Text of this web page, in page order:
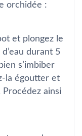
orchidée :
et plongez le
durant 5
s’imbiber
la égoutter et
ainsi